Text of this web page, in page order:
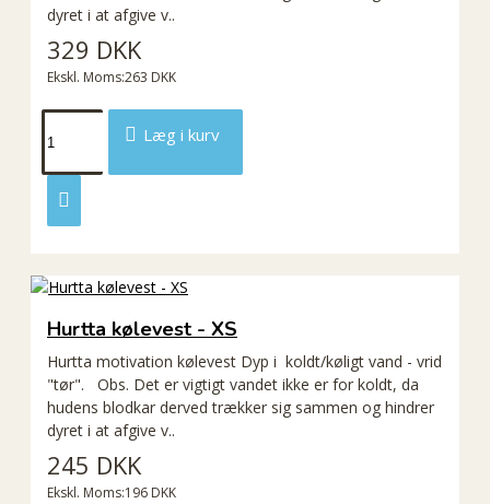
dyret i at afgive v..
329 DKK
Ekskl. Moms:263 DKK
Læg i kurv
Hurtta kølevest - XS
Hurtta motivation kølevest Dyp i koldt/køligt vand - vrid
"tør". Obs. Det er vigtigt vandet ikke er for koldt, da
hudens blodkar derved trækker sig sammen og hindrer
dyret i at afgive v..
245 DKK
Ekskl. Moms:196 DKK